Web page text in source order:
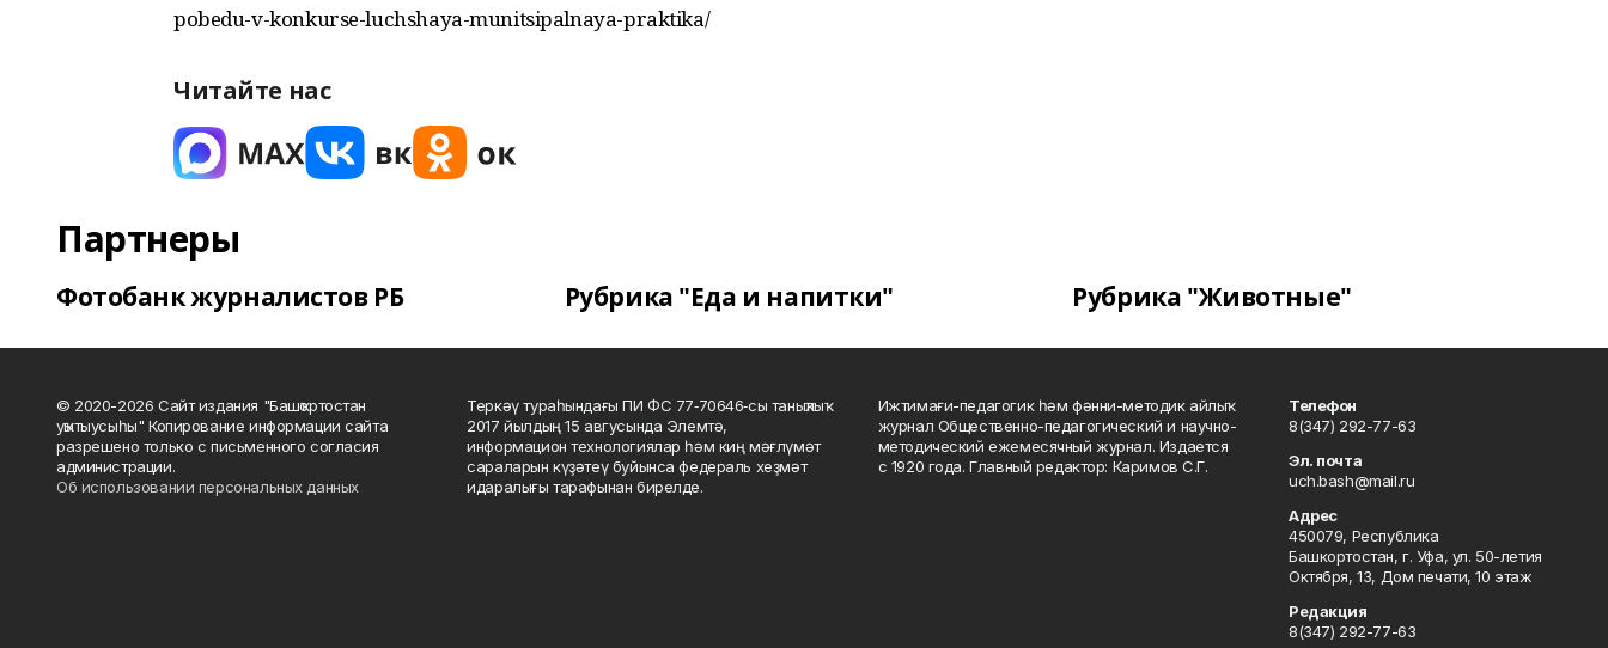
pobedu-v-konkurse-luchshaya-munitsipalnaya-praktika/
Читайте нас
Партнеры
Фотобанк журналистов РБ Рубрика "Еда и напитки" Рубрика "Животные"
© 2020-2026 Сайт издания "Башҡортостан
уҡытыусыһы" Копирование информации сайта
разрешено только с письменного согласия
администрации.
Об использовании персональных данных
Теркәү тураһындағы ПИ ФС 77‑70646‑сы таныҡлыҡ
2017 йылдың 15 авгусында Элемтә,
информацион технологиялар һәм киң мәғлүмәт
сараларын күҙәтеү буйынса федераль хеҙмәт
идаралығы тарафынан бирелде.
Ижтимағи-педагогик һәм фәнни-методик айлыҡ
журнал Общественно-педагогический и научно-
методический ежемесячный журнал. Издается
с 1920 года. Главный редактор: Каримов С.Г.
Телефон
8(347) 292-77-63
Эл. почта
uch.bash@mail.ru
Адрес
450079, Республика
Башкортостан, г. Уфа, ул. 50-летия
Октября, 13, Дом печати, 10 этаж
Редакция
8(347) 292-77-63